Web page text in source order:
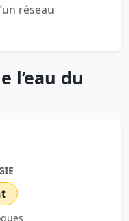
réseau
l’eau du